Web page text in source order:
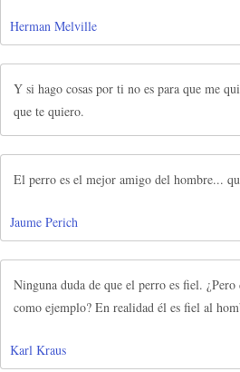
Herman Melville
Y si hago cosas por ti no es para que me
que te quiero.
El perro es el mejor amigo del hombre...
Jaume Perich
Ninguna duda de que el perro es fiel.
como ejemplo? En realidad él es fiel al
Karl Kraus